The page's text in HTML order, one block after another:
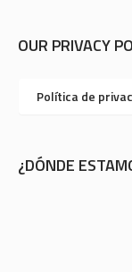
OUR PRIVACY
Política de
¿DÓNDE